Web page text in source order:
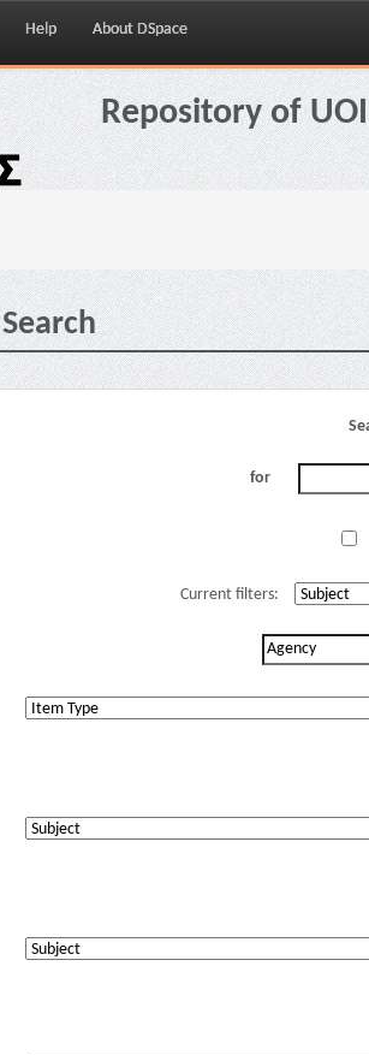
Help About DSpace
Repository of
Search
for
Current filters: